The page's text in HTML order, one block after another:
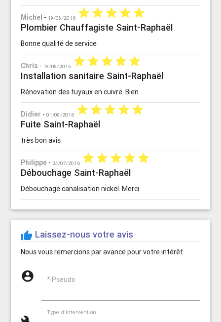
Michel - 19/08/2016 starstarstarstarstar
Plombier Chauffagiste Saint-Raphaël
Bonne qualité de service
Chris - 18/08/2016 starstarstarstarstar
Installation sanitaire Saint-Raphaël
Rénovation des tuyaux en cuivre. Bien
Didier -01/08/2016 starstarstarstarstar
Fuite Saint-Raphaël
très bon avis
Philippe - 24/07/2016 starstarstarstarstar
Débouchage Saint-Raphaël
Débouchage canalisation nickel. Merci
thumb_up Laissez-nous votre avis
Nous vous remercions par avance pour votre intérêt.
account_circle * Pseudo
Type d'intervention